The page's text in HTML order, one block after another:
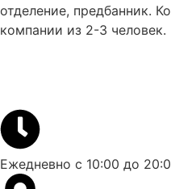
отделение, предбанник.
компании из 2-3 человек.
Ежедневно с 10:00 до